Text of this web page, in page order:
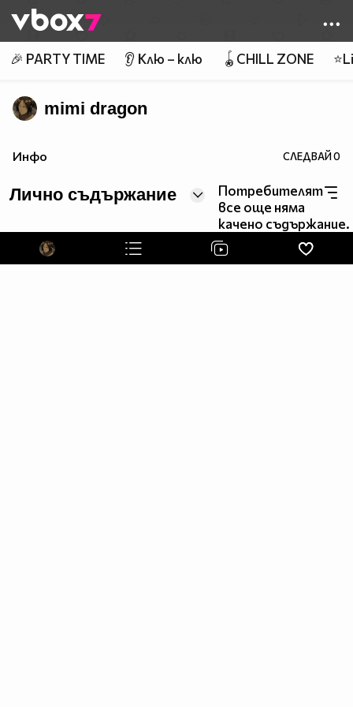
👾
🎉 PARTY TIME 👂 Клю – клю 🪀CHILL ZONE
mimi dragon
Инфо СЛЕДВАЙ0
Лично съдържание
Потребителят
все още няма
качено съдържание.